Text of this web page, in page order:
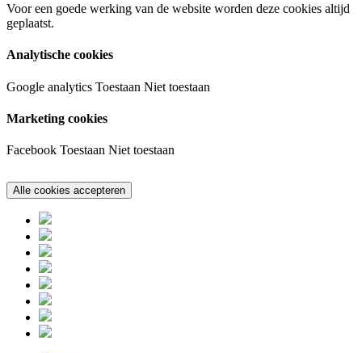
Voor een goede werking van de website worden deze cookies altijd
geplaatst.
Analytische cookies
Google analytics Toestaan Niet toestaan
Marketing cookies
Facebook Toestaan Niet toestaan